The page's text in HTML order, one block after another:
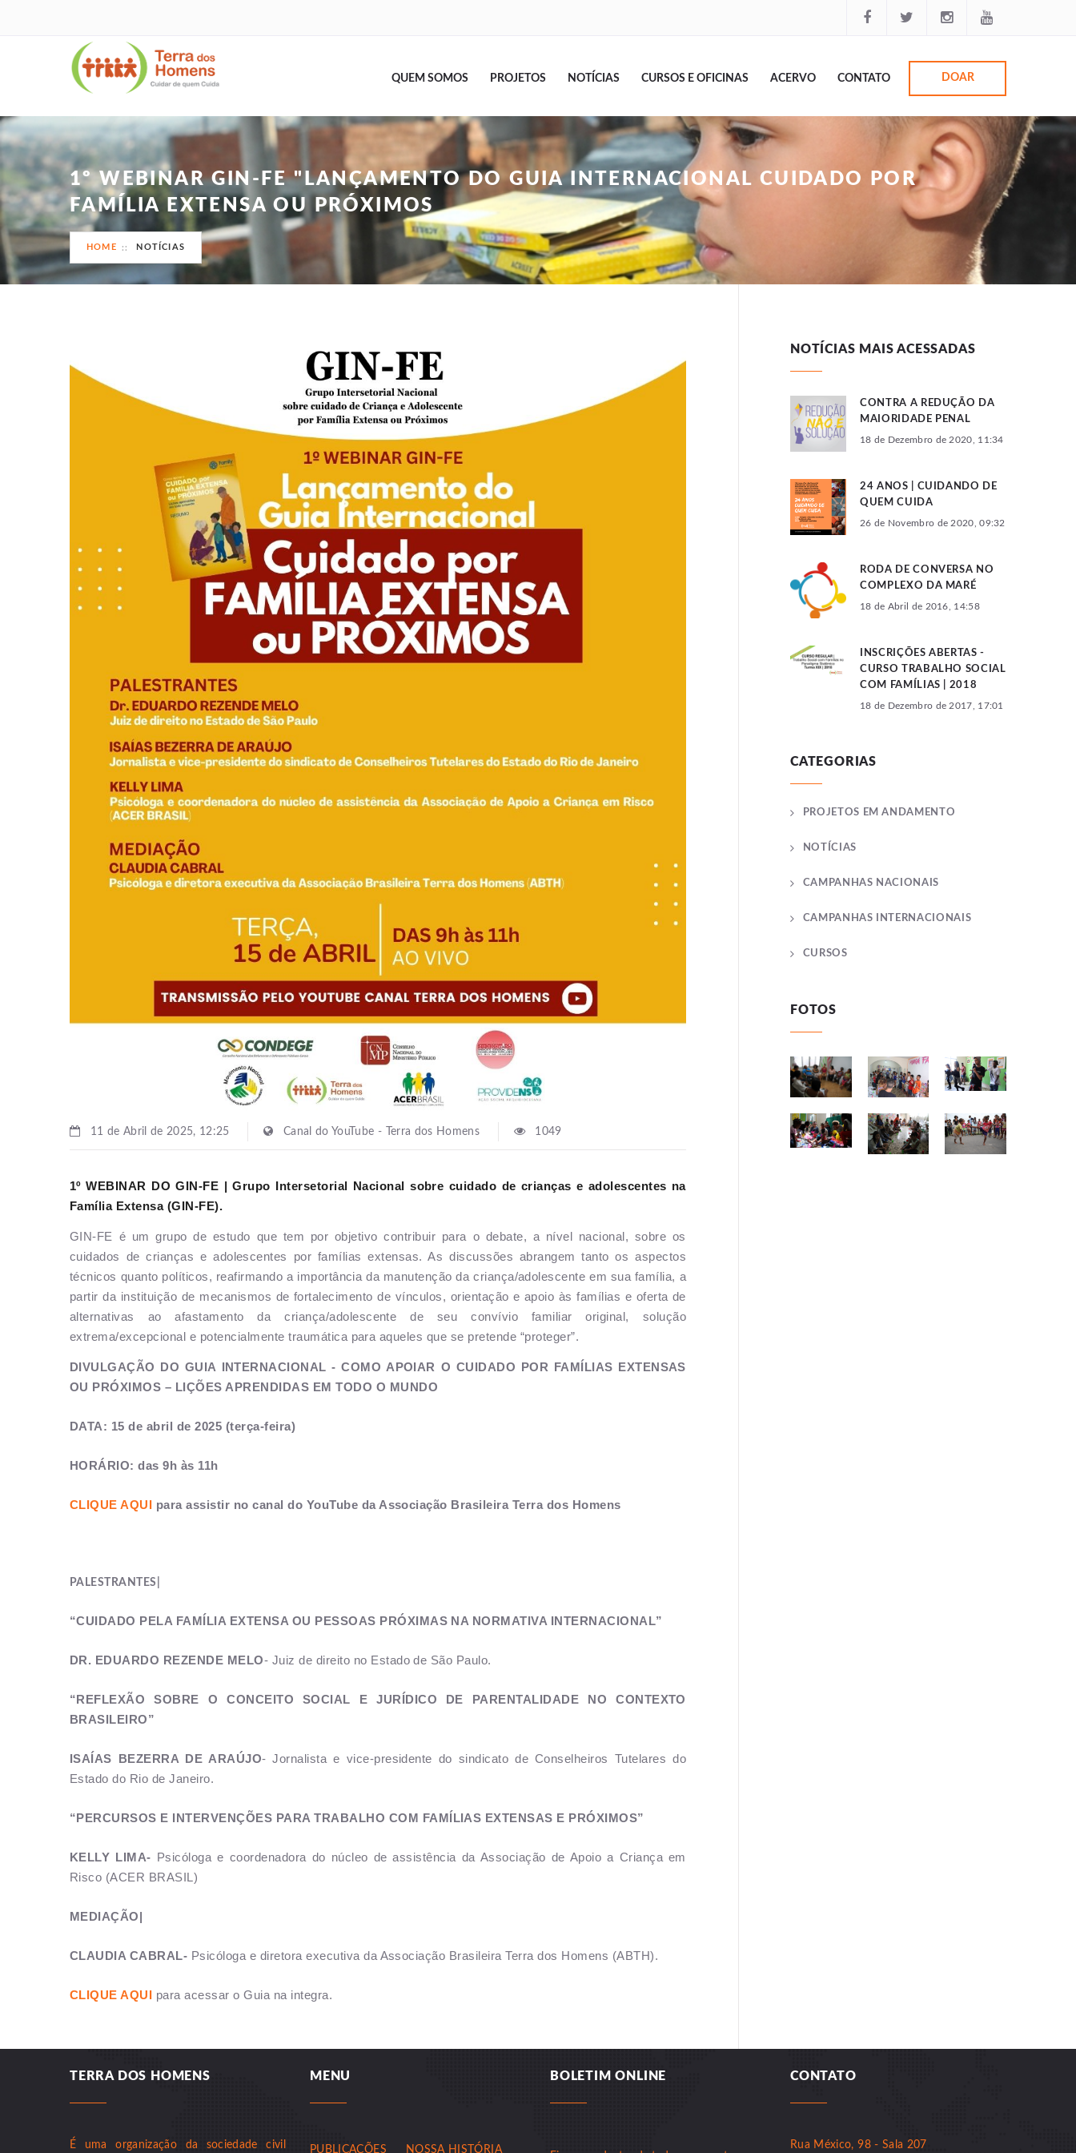
QUEM SOMOS PROJETOS NOTÍCIAS CURSOS E OFICINAS ACERVO CONTATO DOAR
1º WEBINAR GIN-FE "LANÇAMENTO DO GUIA INTERNACIONAL CUIDADO POR
FAMÍLIA EXTENSA OU PRÓXIMOS
HOME NOTÍCIAS
11 de Abril de 2025, 12:25 Canal do YouTube - Terra dos Homens 1049
1º WEBINAR DO GIN-FE | Grupo Intersetorial Nacional sobre cuidado de crianças e adolescentes na
Família Extensa (GIN-FE).
GIN-FE é um grupo de estudo que tem por objetivo contribuir para o debate, a nível nacional, sobre os
cuidados de crianças e adolescentes por famílias extensas. As discussões abrangem tanto os aspectos
técnicos quanto políticos, reafirmando a importância da manutenção da criança/adolescente em sua família, a
partir da instituição de mecanismos de fortalecimento de vínculos, orientação e apoio às famílias e oferta de
alternativas ao afastamento da criança/adolescente de seu convívio familiar original, solução
extrema/excepcional e potencialmente traumática para aqueles que se pretende “proteger”.
DIVULGAÇÃO DO GUIA INTERNACIONAL - COMO APOIAR O CUIDADO POR FAMÍLIAS EXTENSAS
OU PRÓXIMOS – LIÇÕES APRENDIDAS EM TODO O MUNDO
DATA: 15 de abril de 2025 (terça-feira)
HORÁRIO: das 9h às 11h
CLIQUE AQUI para assistir no canal do YouTube da Associação Brasileira Terra dos Homens
PALESTRANTES|
“CUIDADO PELA FAMÍLIA EXTENSA OU PESSOAS PRÓXIMAS NA NORMATIVA INTERNACIONAL”
DR. EDUARDO REZENDE MELO- Juiz de direito no Estado de São Paulo.
“REFLEXÃO SOBRE O CONCEITO SOCIAL E JURÍDICO DE PARENTALIDADE NO CONTEXTO
BRASILEIRO”
ISAÍAS BEZERRA DE ARAÚJO- Jornalista e vice-presidente do sindicato de Conselheiros Tutelares do
Estado do Rio de Janeiro.
“PERCURSOS E INTERVENÇÕES PARA TRABALHO COM FAMÍLIAS EXTENSAS E PRÓXIMOS”
KELLY LIMA- Psicóloga e coordenadora do núcleo de assistência da Associação de Apoio a Criança em
Risco (ACER BRASIL)
MEDIAÇÃO|
CLAUDIA CABRAL- Psicóloga e diretora executiva da Associação Brasileira Terra dos Homens (ABTH).
CLIQUE AQUI para acessar o Guia na integra.
NOTÍCIAS MAIS ACESSADAS
CONTRA A REDUÇÃO DA
MAIORIDADE PENAL
18 de Dezembro de 2020, 11:34
24 ANOS | CUIDANDO DE
QUEM CUIDA
26 de Novembro de 2020, 09:32
RODA DE CONVERSA NO
COMPLEXO DA MARÉ
18 de Abril de 2016, 14:58
INSCRIÇÕES ABERTAS -
CURSO TRABALHO SOCIAL
COM FAMÍLIAS | 2018
18 de Dezembro de 2017, 17:01
CATEGORIAS
PROJETOS EM ANDAMENTO
NOTÍCIAS
CAMPANHAS NACIONAIS
CAMPANHAS INTERNACIONAIS
CURSOS
FOTOS
TERRA DOS HOMENS
É uma organização da sociedade civil
MENU
PUBLICAÇÕES NOSSA HISTÓRIA
BOLETIM ONLINE CONTATO
Rua México, 98 - Sala 207